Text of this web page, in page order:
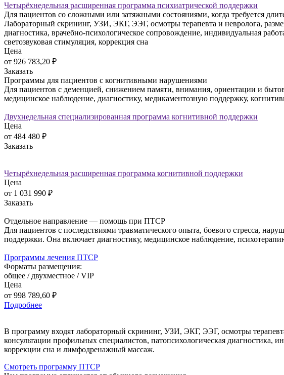
Четырёхнедельная расширенная программа психиатрической поддержки
Для пациентов со сложными или затяжными состояниями, когда требуется
Лабораторный скрининг, УЗИ, ЭКГ, ЭЭГ, осмотры терапевта и невролога,
диагностика, врачебно-психологическое сопровождение, индивидуальная
светозвуковая стимуляция, коррекция сна
Цена
от 926 783,20 ₽
Заказать
Программы для пациентов с когнитивными нарушениями
Для пациентов с деменцией, снижением памяти, внимания, ориентации и
медицинское наблюдение, диагностику, медикаментозную поддержку,
Двухнедельная специализированная программа когнитивной поддержки
Цена
от 484 480 ₽
Заказать
Четырёхнедельная расширенная программа когнитивной поддержки
Цена
от 1 031 990 ₽
Заказать
Отдельное направление — помощь при ПТСР
Для пациентов с последствиями травматического опыта, боевого стресса,
поддержки. Она включает диагностику, медицинское наблюдение,
Программы лечения ПТСР
Форматы размещения:
общее / двухместное / VIP
Цена
от 998 789,60 ₽
Подробнее
В программу входят лабораторный скрининг, УЗИ, ЭКГ, ЭЭГ, осмотры
консультации профильных специалистов, патопсихологическая диагностика,
коррекции сна и лимфодренажный массаж.
Cмотреть программу ПТСР